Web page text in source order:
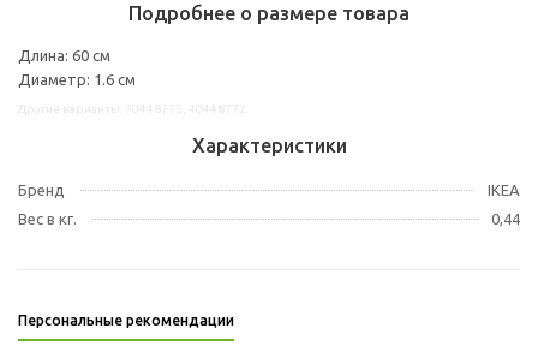
Подробнее о размере товара
Длина: 60 см
Диаметр: 1.6 см
Характеристики
Бренд
IKEA
Вес в кг.
0,44
Персональные рекомендации